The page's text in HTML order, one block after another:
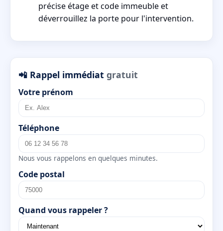
précise étage et code immeuble et
déverrouillez la porte pour l'intervention.
📲 Rappel immédiat gratuit
Votre prénom
Téléphone
Nous vous rappelons en quelques minutes.
Code postal
Quand vous rappeler ?